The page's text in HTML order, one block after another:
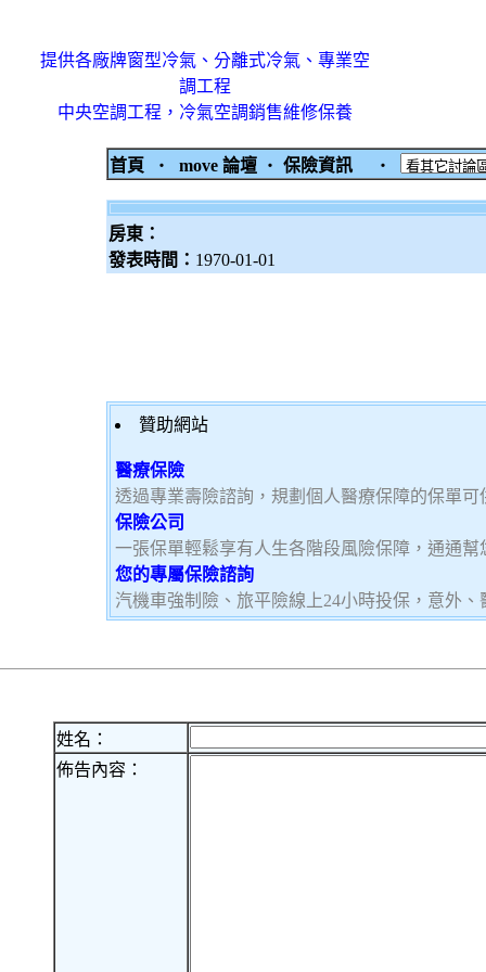
提供各廠牌窗型冷氣、分離式冷氣、專業空
調工程
中央空調工程，冷氣空調銷售維修保養
首頁 ‧ move 論壇 ‧ 保險資訊 ‧
房東：
發表時間： 1970-01-01
贊助網站
醫療保險
透過專業壽險諮詢，規劃個人醫療保障的保單可
保險公司
一張保單輕鬆享有人生各階段風險保障，通通幫
您的專屬保險諮詢
汽機車強制險、旅平險線上24小時投保，意外
姓名：
佈告內容：